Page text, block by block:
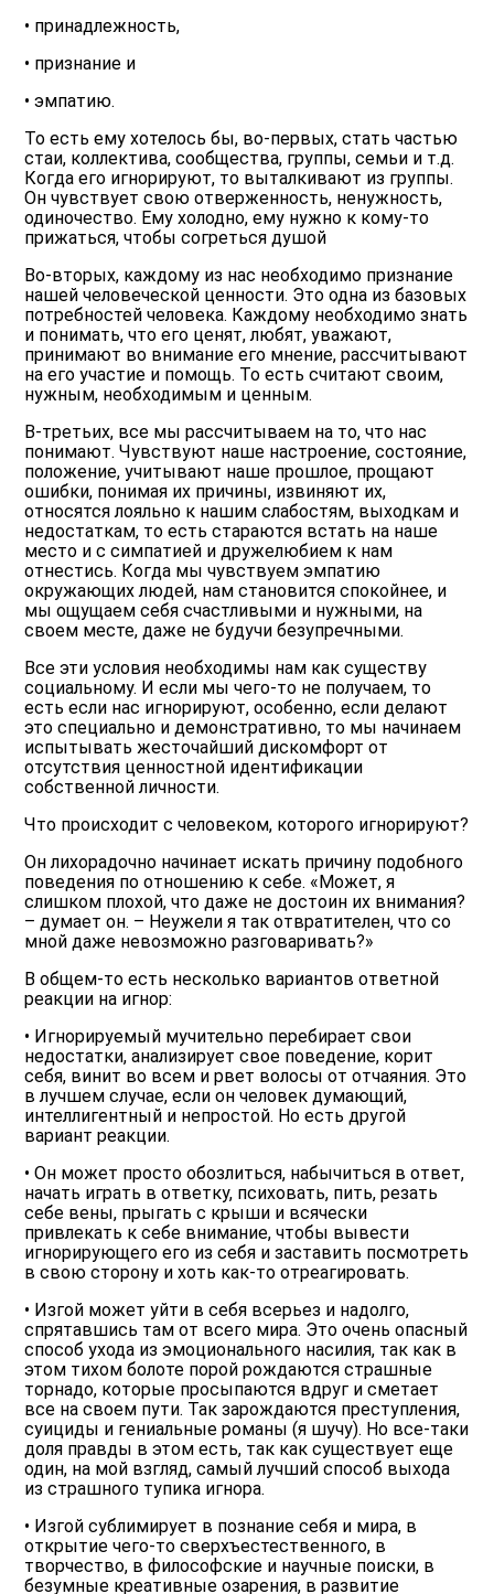
• принадлежность,
• признание и
• эмпатию.
То есть ему хотелось бы, во-первых, стать частью
стаи, коллектива, сообщества, группы, семьи и т.д.
Когда его игнорируют, то выталкивают из группы.
Он чувствует свою отверженность, ненужность,
одиночество. Ему холодно, ему нужно к кому-то
прижаться, чтобы согреться душой
Во-вторых, каждому из нас необходимо признание
нашей человеческой ценности. Это одна из базовых
потребностей человека. Каждому необходимо знать
и понимать, что его ценят, любят, уважают,
принимают во внимание его мнение, рассчитывают
на его участие и помощь. То есть считают своим,
нужным, необходимым и ценным.
В-третьих, все мы рассчитываем на то, что нас
понимают. Чувствуют наше настроение, состояние,
положение, учитывают наше прошлое, прощают
ошибки, понимая их причины, извиняют их,
относятся лояльно к нашим слабостям, выходкам и
недостаткам, то есть стараются встать на наше
место и с симпатией и дружелюбием к нам
отнестись. Когда мы чувствуем эмпатию
окружающих людей, нам становится спокойнее, и
мы ощущаем себя счастливыми и нужными, на
своем месте, даже не будучи безупречными.
Все эти условия необходимы нам как существу
социальному. И если мы чего-то не получаем, то
есть если нас игнорируют, особенно, если делают
это специально и демонстративно, то мы начинаем
испытывать жесточайший дискомфорт от
отсутствия ценностной идентификации
собственной личности.
Что происходит с человеком, которого игнорируют?
Он лихорадочно начинает искать причину подобного
поведения по отношению к себе. «Может, я
слишком плохой, что даже не достоин их внимания?
– думает он. – Неужели я так отвратителен, что со
мной даже невозможно разговаривать?»
В общем-то есть несколько вариантов ответной
реакции на игнор:
• Игнорируемый мучительно перебирает свои
недостатки, анализирует свое поведение, корит
себя, винит во всем и рвет волосы от отчаяния. Это
в лучшем случае, если он человек думающий,
интеллигентный и непростой. Но есть другой
вариант реакции.
• Он может просто обозлиться, набычиться в ответ,
начать играть в ответку, психовать, пить, резать
себе вены, прыгать с крыши и всячески
привлекать к себе внимание, чтобы вывести
игнорирующего его из себя и заставить посмотреть
в свою сторону и хоть как-то отреагировать.
• Изгой может уйти в себя всерьез и надолго,
спрятавшись там от всего мира. Это очень опасный
способ ухода из эмоционального насилия, так как в
этом тихом болоте порой рождаются страшные
торнадо, которые просыпаются вдруг и сметает
все на своем пути. Так зарождаются преступления,
суициды и гениальные романы (я шучу). Но все-таки
доля правды в этом есть, так как существует еще
один, на мой взгляд, самый лучший способ выхода
из страшного тупика игнора.
• Изгой сублимирует в познание себя и мира, в
открытие чего-то сверхъестественного, в
творчество, в философские и научные поиски, в
безумные креативные озарения, в развитие